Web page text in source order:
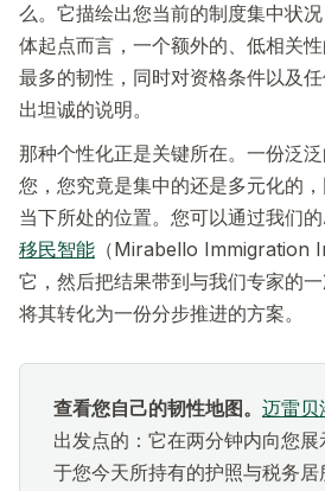
么。它描绘出您当前的制度集中状
体起点而言，一个额外的、低相关
最多的韧性，同时对资格条件以及
出坦诚的说明。
那种个性化正是关键所在。一份泛
您，您究竟是集中的还是多元化的
当下所处的位置。您可以通过我们
移民智能 （Mirabello Immigration
它，然后把结果带到与我们专家的
将其转化为一份分步推进的方案。
查看您自己的韧性地图。 迈雷贝
出发点的：它在两分钟内向您
于您今天所持有的护照与税务居